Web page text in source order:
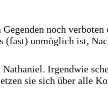
noch verboten
(fast) unmöglich ist,
Irgendwie
sie sich über alle